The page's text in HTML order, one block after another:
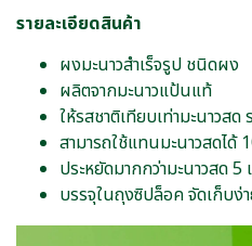
รายละเอียดสินค้า
ผงมะนาวสำเร็จรูป ชนิดผง
ผลิตจากมะนาวแป้นแท้
ให้รสชาติเทียบเท่ามะนาวส
สามารถใช้แทนมะนาวสดได้
ประหยัดมากกว่ามะนาวสด 5
บรรจุในถุงซิปล็อค จัดเก็บง่